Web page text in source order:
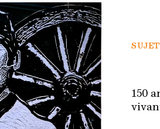
150